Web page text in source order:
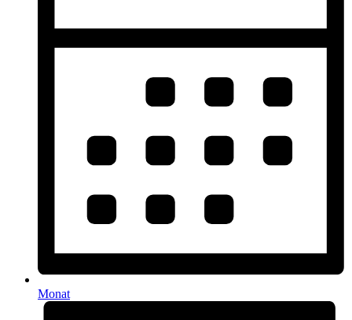
Monat